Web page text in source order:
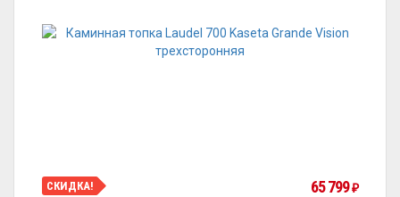
СКИДКА! 65 799 ₽